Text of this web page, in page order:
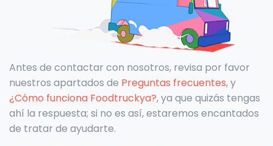
Antes de contactar con nosotros, revisa por favor
nuestros apartados de Preguntas frecuentes, y
¿Cómo funciona Foodtruckya?, ya que quizás tengas
ahí la respuesta; si no es así, estaremos encantados
de tratar de ayudarte.